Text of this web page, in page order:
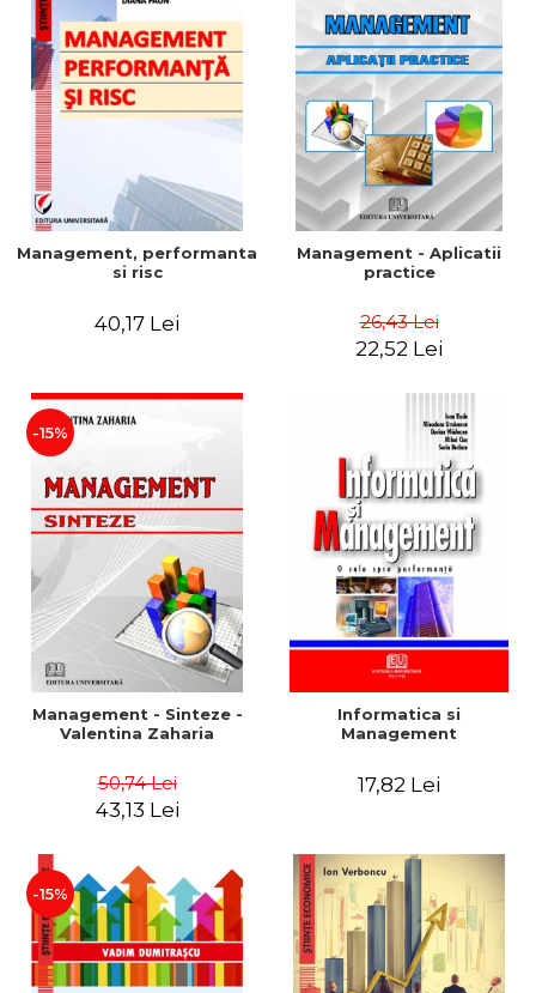
Management, performanta
si risc
40,17 Lei
Management - Aplicatii
practice
26,43 Lei
22,52 Lei
-15%
Management - Sinteze -
Valentina Zaharia
50,74 Lei
43,13 Lei
Informatica si
Management
17,82 Lei
-15%